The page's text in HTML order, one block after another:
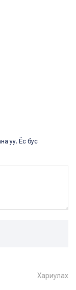
уу. Ёс бус
Хариулах